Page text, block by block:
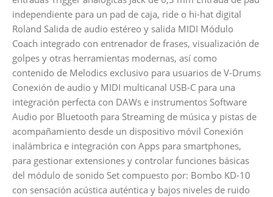
independiente para un pad de caja, ride o hi-hat digital
Roland Salida de audio estéreo y salida MIDI Módulo
Coach integrado con entrenador de frases, visualización de
golpes y otras herramientas modernas, así como
contenido de Melodics exclusivo para usuarios de V-Drums
Conexión de audio y MIDI multicanal USB-C para una
integración perfecta con DAWs e instrumentos Software
Audio por Bluetooth para Streaming de música y pistas de
acompañamiento desde un dispositivo móvil Conexión
inalámbrica e integración con Apps para smartphones,
para gestionar extensiones y controlar funciones básicas
del módulo de sonido Set compuesto por: Bombo KD-10
con sensación acústica auténtica y bajos niveles de ruido